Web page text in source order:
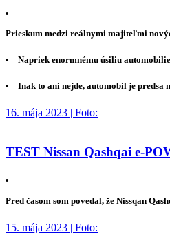
Prieskum medzi reálnymi majiteľmi
Napriek enormnému úsiliu
Inak to ani nejde, automobil je predsa
16. mája 2023 | Foto:
TEST Nissan Qashqai e-
Pred časom som povedal, že Nissqan
15. mája 2023 | Foto: